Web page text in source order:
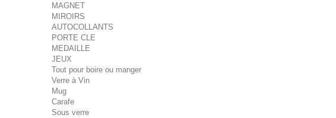
MAGNET
MIROIRS
AUTOCOLLANTS
PORTE CLE
MEDAILLE
JEUX
Tout pour boire ou manger
Verre à Vin
Mug
Carafe
Sous verre